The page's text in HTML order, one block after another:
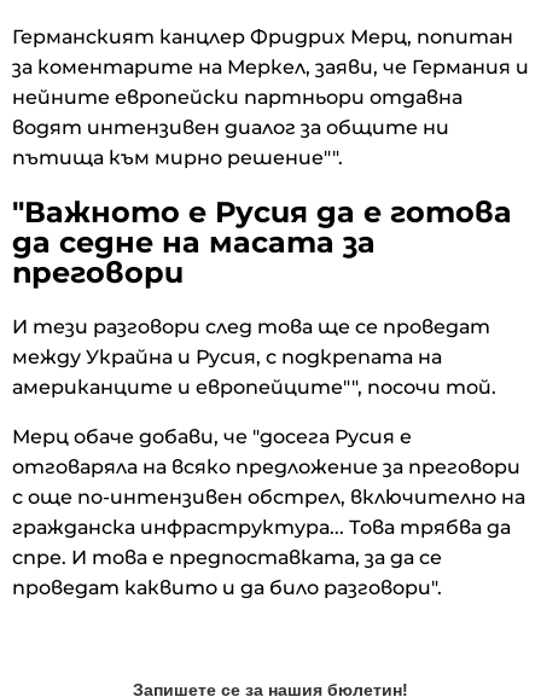
Германският канцлер Фридрих Мерц, попитан
за коментарите на Меркел, заяви, че Германия и
нейните европейски партньори отдавна
водят интензивен диалог за общите ни
пътища към мирно решение"".
"Важното е Русия да е готова
да седне на масата за
преговори
И тези разговори след това ще се проведат
между Украйна и Русия, с подкрепата на
американците и европейците"", посочи той.
Мерц обаче добави, че "досега Русия е
отговаряла на всяко предложение за преговори
с още по-интензивен обстрел, включително на
гражданска инфраструктура... Това трябва да
спре. И това е предпоставката, за да се
проведат каквито и да било разговори".